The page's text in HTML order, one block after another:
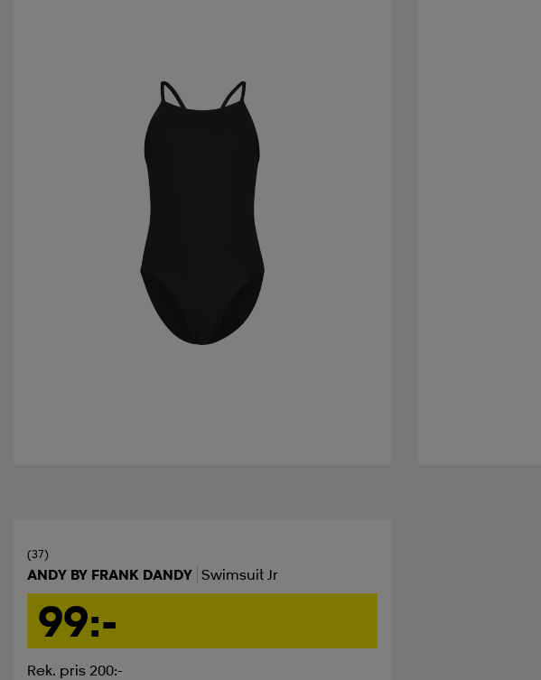
(37)
ANDY BY FRANK DANDY Swimsuit Jr
99:-
Rek. pris 200:-